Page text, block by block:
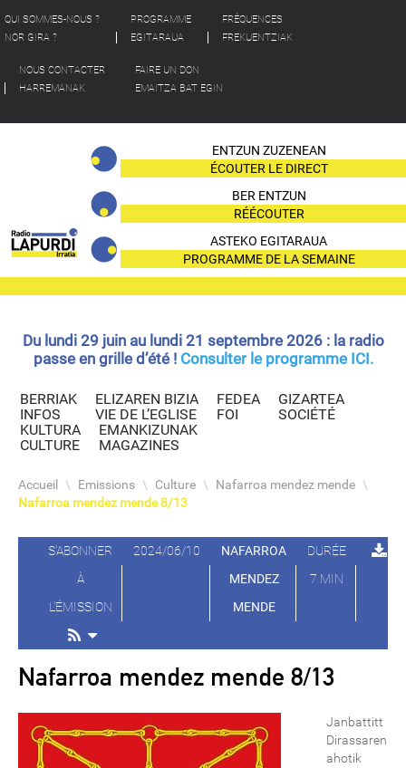
QUI SOMMES-NOUS ?
NOR GIRA ?
PROGRAMME
EGITARAUA
FRÉQUENCES
FREKUENTZIAK
NOUS CONTACTER
HARREMANAK
FAIRE UN DON
EMAITZA BAT EGIN
ENTZUN ZUZENEAN
ÉCOUTER LE DIRECT
BER ENTZUN
RÉÉCOUTER
ASTEKO EGITARAUA
PROGRAMME DE LA SEMAINE
Du lundi 29 juin au lundi 21 septembre 2026 : la radio
passe en grille d’été ! Consulter le programme ICI.
BERRIAK
INFOS
ELIZAREN BIZIA
VIE DE L’EGLISE
FEDEA
FOI
GIZARTEA
SOCIÉTÉ
KULTURA
CULTURE
EMANKIZUNAK
MAGAZINES
Accueil \ Emissions \ Culture \ Nafarroa mendez mende \
Nafarroa mendez mende 8/13
S'ABONNER
À
L'ÉMISSION
2024/06/10
NAFARROA
MENDEZ
MENDE
DURÉE
7 MIN
Nafarroa mendez mende 8/13
Janbattitt
Dirassaren
ahotik